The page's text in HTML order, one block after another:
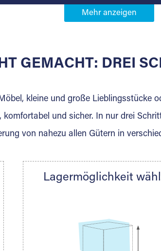
Partner in
für die Einlagerung von Umzugsgut
Ihre Nachricht.
GEMACHT: DREI
kleine und große Lieblingsstücke
und sicher. In nur drei
von nahezu allen Gütern in
Lagermöglichkeit